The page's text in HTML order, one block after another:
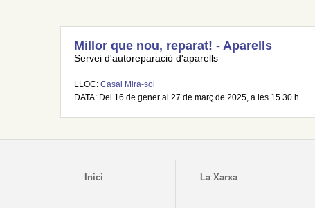
Millor que nou, reparat! - Aparells
Servei d'autoreparació d'aparells
LLOC: Casal Mira-sol
DATA: Del 16 de gener al 27 de març de 2025, a les 15.30 h
Inici La Xarxa